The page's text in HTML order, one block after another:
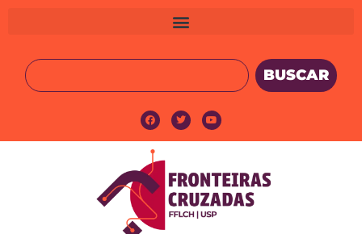
BUSCAR